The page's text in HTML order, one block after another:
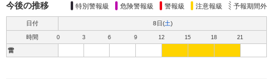
今後の推移 特別警報級 危険警報級 警報級 注意報級 予報期間外
日付 8日(土)
時間 0 3 6 9 12 15 18 21
雷